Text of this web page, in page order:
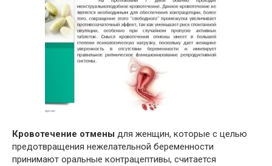
Кровотечение отмены для женщин, которые с целью
предотвращения нежелательной беременности
принимают оральные контрацептивы, считается